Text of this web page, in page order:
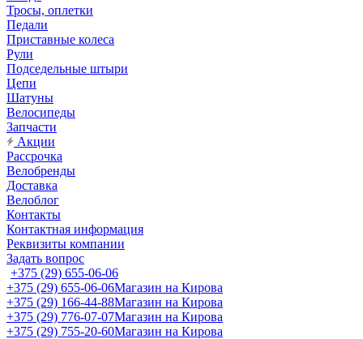
Тросы, оплетки
Педали
Приставные колеса
Рули
Подседельные штыри
Цепи
Шатуны
Велосипеды
Запчасти
Акции
Рассрочка
Велобренды
Доставка
Велоблог
Контакты
Контактная информация
Реквизиты компании
Задать вопрос
+375 (29) 655-06-06
+375 (29) 655-06-06Магазин на Кирова
+375 (29) 166-44-88Магазин на Кирова
+375 (29) 776-07-07Магазин на Кирова
+375 (29) 755-20-60Магазин на Кирова